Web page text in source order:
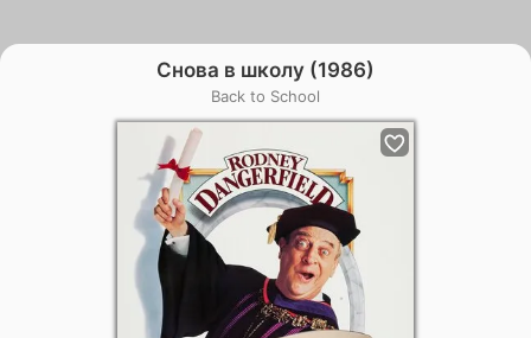
Снова в школу (1986)
Back to School